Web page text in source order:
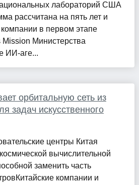
лабораторий США
рассчитана на пять лет и
в первом этапе
Министерства
ИИ-аге...
орбитальную сеть из
задач искусственного
центры Китая
вычислительной
заменить часть
компании и